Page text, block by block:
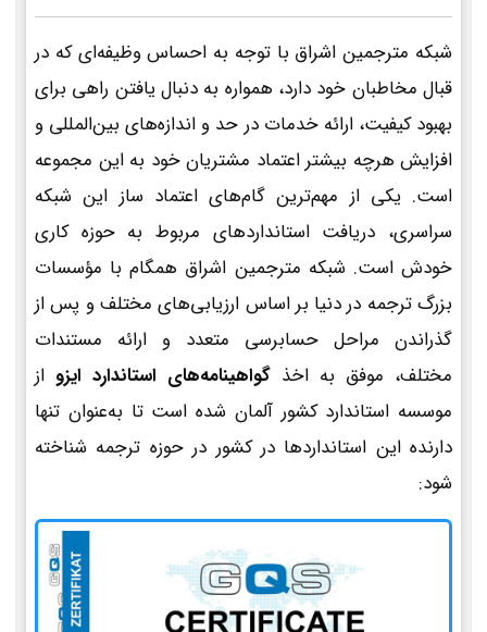
شبکه مترجمین اشراق با توجه به احساس وظیفه‌ای که در
قبال مخاطبان خود دارد، همواره به دنبال یافتن راهی برای
بهبود کیفیت، ارائه خدمات در حد و اندازه‌های بین‌المللی و
افزایش هرچه بیشتر اعتماد مشتریان خود به این مجموعه
است. یکی از مهم‌ترین گام‌های اعتماد ساز این شبکه
سراسری، دریافت استانداردهای مربوط به حوزه کاری
خودش است. شبکه مترجمین اشراق همگام با مؤسسات
بزرگ ترجمه در دنیا بر اساس ارزیابی‌های مختلف و پس از
گذراندن مراحل حسابرسی متعدد و ارائه مستندات
مختلف، موفق به اخذ گواهینامه‌های استاندارد ایزو از
موسسه استاندارد کشور آلمان شده است تا به‌عنوان تنها
دارنده این استانداردها در کشور در حوزه ترجمه شناخته
شود: